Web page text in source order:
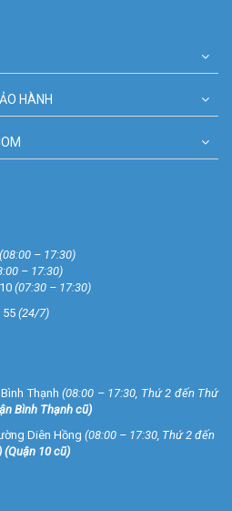
HÀNH
(08:00 – 17:30)
– 17:30)
(07:30 – 17:30)
55 (24/7)
Thạnh (08:00 – 17:30, Thứ 2 đến Thứ
Bình Thạnh cũ)
Diên Hồng (08:00 – 17:30, Thứ 2 đến
(Quận 10 cũ)